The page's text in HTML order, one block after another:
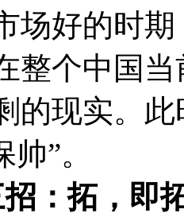
好的时期
整个中国
的现实。
”。
拓，即